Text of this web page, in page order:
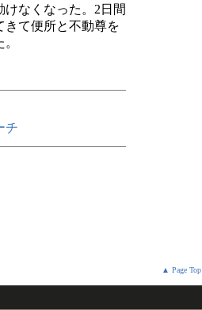
なくなった。2日間
きて便所と不動尊を
チ
▲ Page Top